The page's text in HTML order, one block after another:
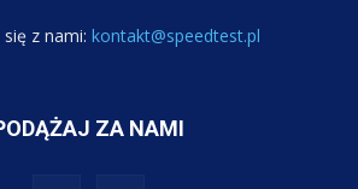
z nami: kontakt@speedtest.pl
ZA NAMI